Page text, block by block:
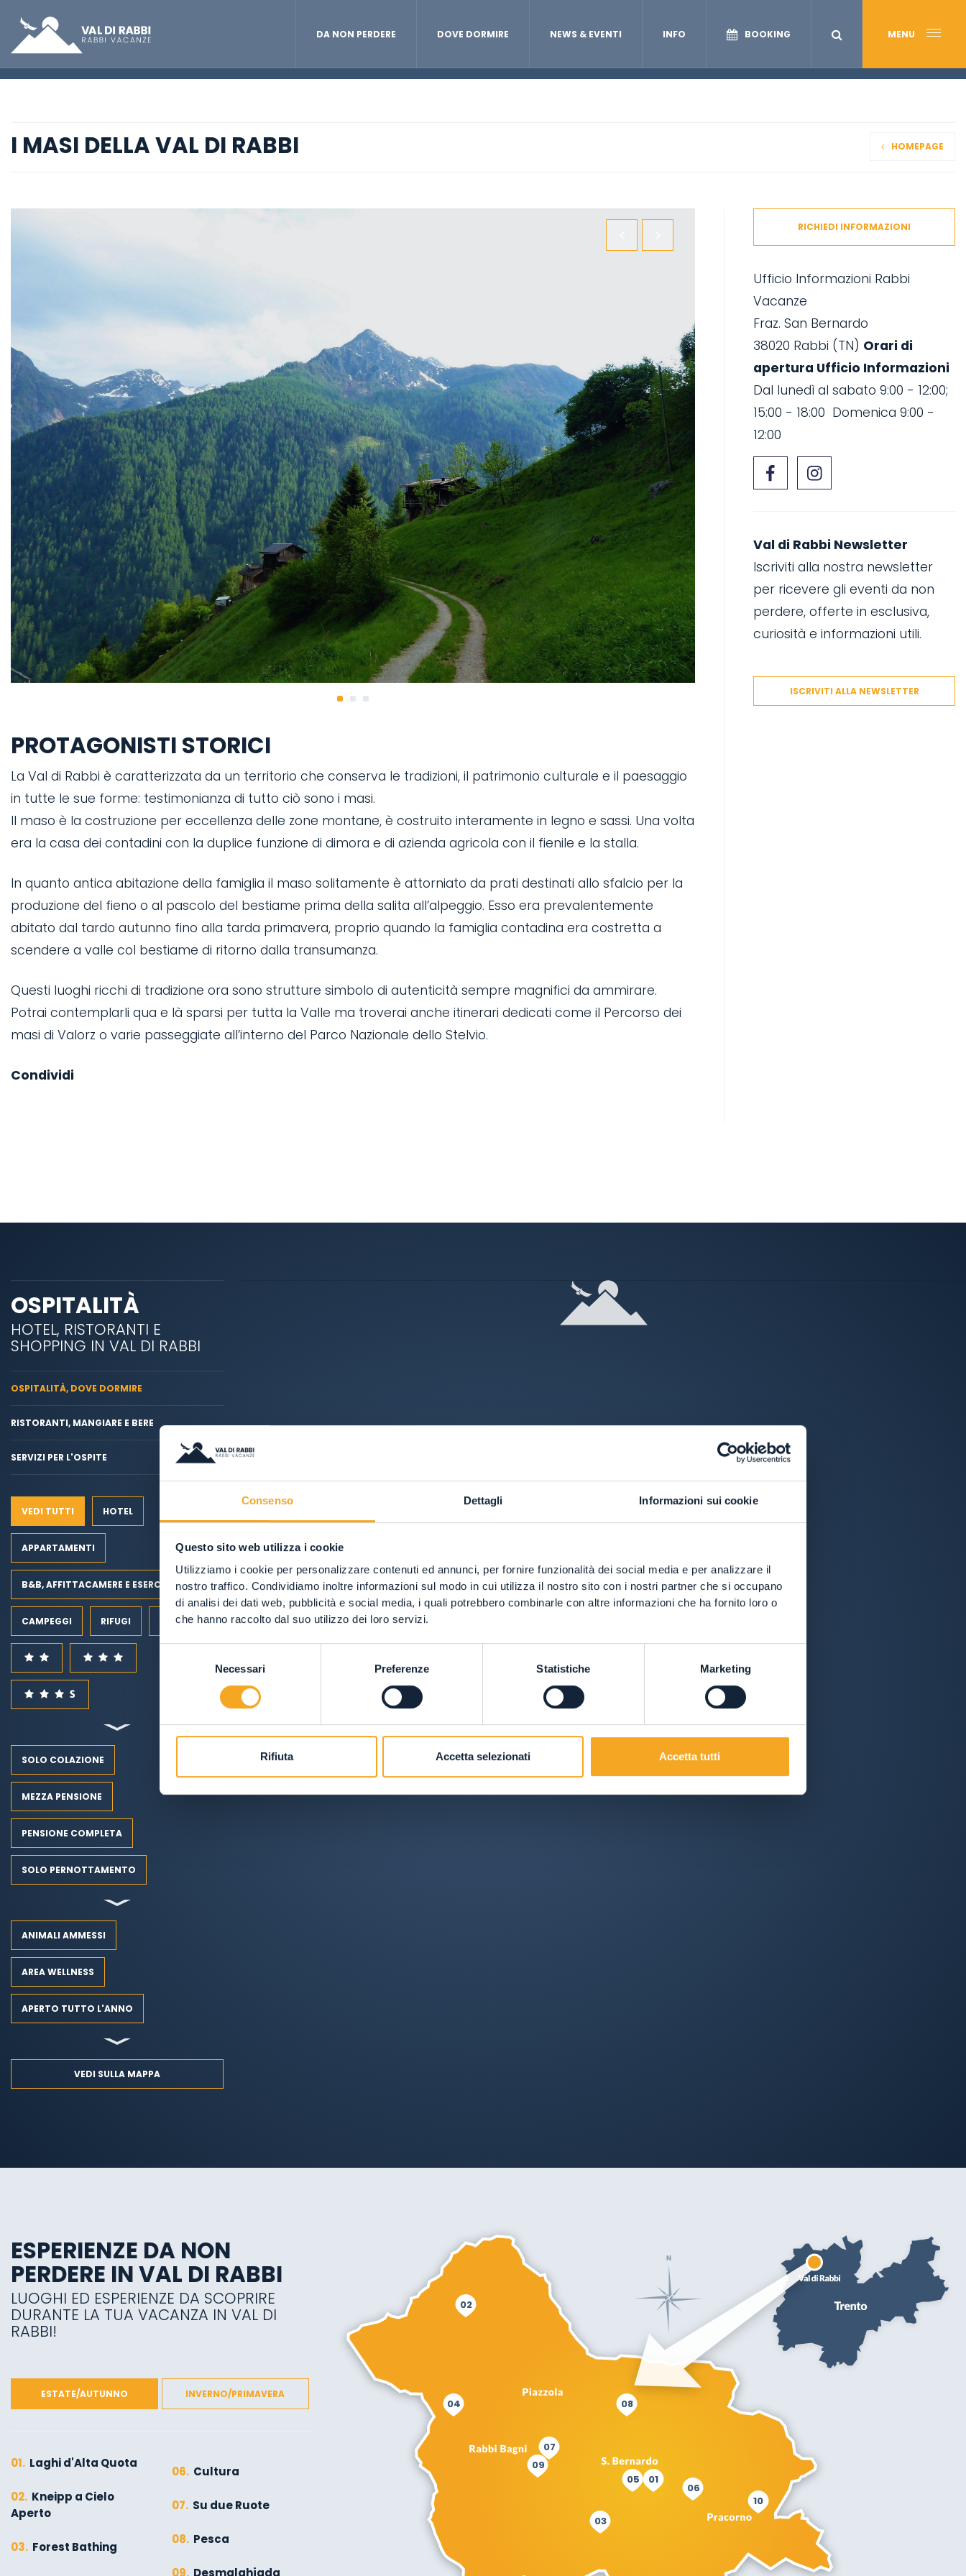
Consenso Dettagli Informazioni sui cookie
Questo sito web utilizza i cookie
Utilizziamo i cookie per personalizzare contenuti ed annunci, per fornire funzionalità dei social media e per analizzare il
nostro traffico. Condividiamo inoltre informazioni sul modo in cui utilizza il nostro sito con i nostri partner che si occupano
di analisi dei dati web, pubblicità e social media, i quali potrebbero combinarle con altre informazioni che ha fornito loro o
che hanno raccolto dal suo utilizzo dei loro servizi.
Necessari Preferenze Statistiche Marketing
Rifiuta Accetta selezionati Accetta tutti
DA NON PERDERE DOVE DORMIRE NEWS & EVENTI INFO BOOKING MENU
I MASI DELLA VAL DI RABBI HOMEPAGE
PROTAGONISTI STORICI
La Val di Rabbi è caratterizzata da un territorio che conserva le tradizioni, il patrimonio culturale e il paesaggio
in tutte le sue forme: testimonianza di tutto ciò sono i masi.
Il maso è la costruzione per eccellenza delle zone montane, è costruito interamente in legno e sassi. Una volta
era la casa dei contadini con la duplice funzione di dimora e di azienda agricola con il fienile e la stalla.
In quanto antica abitazione della famiglia il maso solitamente è attorniato da prati destinati allo sfalcio per la
produzione del fieno o al pascolo del bestiame prima della salita all’alpeggio. Esso era prevalentemente
abitato dal tardo autunno fino alla tarda primavera, proprio quando la famiglia contadina era costretta a
scendere a valle col bestiame di ritorno dalla transumanza.
Questi luoghi ricchi di tradizione ora sono strutture simbolo di autenticità sempre magnifici da ammirare.
Potrai contemplarli qua e là sparsi per tutta la Valle ma troverai anche itinerari dedicati come il Percorso dei
masi di Valorz o varie passeggiate all’interno del Parco Nazionale dello Stelvio.
Condividi
RICHIEDI INFORMAZIONI
Ufficio Informazioni Rabbi
Vacanze
Fraz. San Bernardo
38020 Rabbi (TN) Orari di
apertura Ufficio Informazioni
Dal lunedì al sabato 9:00 - 12:00;
15:00 - 18:00 Domenica 9:00 -
12:00
Val di Rabbi Newsletter
Iscriviti alla nostra newsletter
per ricevere gli eventi da non
perdere, offerte in esclusiva,
curiosità e informazioni utili.
ISCRIVITI ALLA NEWSLETTER
OSPITALITÀ
HOTEL, RISTORANTI E
SHOPPING IN VAL DI RABBI
OSPITALITÀ, DOVE DORMIRE
RISTORANTI, MANGIARE E BERE
SERVIZI PER L'OSPITE
VEDI TUTTI HOTEL
APPARTAMENTI
B&B, AFFITTACAMERE E ESERCIZI RURALI
CAMPEGGI RIFUGI
SOLO COLAZIONE
MEZZA PENSIONE
PENSIONE COMPLETA
SOLO PERNOTTAMENTO
ANIMALI AMMESSI
AREA WELLNESS
APERTO TUTTO L'ANNO
VEDI SULLA MAPPA
ESPERIENZE DA NON
PERDERE IN VAL DI RABBI
LUOGHI ED ESPERIENZE DA SCOPRIRE
DURANTE LA TUA VACANZA IN VAL DI
RABBI!
ESTATE/AUTUNNO INVERNO/PRIMAVERA
01. Laghi d'Alta Quota
02. Kneipp a Cielo
Aperto
03. Forest Bathing
06. Cultura
07. Su due Ruote
08. Pesca
09. Desmalghjada
10
09
08
07
06
05
04
03
02
01